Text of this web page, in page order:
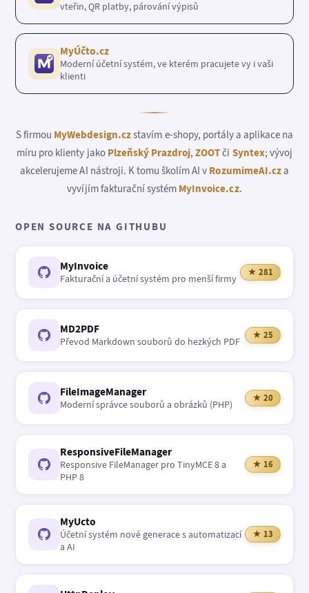
vteřin, QR platby, párování výpisů
MyÚčto.cz
Moderní účetní systém, ve kterém pracujete vy i vaši
klienti
S firmou MyWebdesign.czstavím e-shopy, portály a aplikace na
míru pro klienty jako Plzeňský Prazdroj,ZOOTči Syntex; vývoj
akcelerujeme AI nástroji. K tomu školím AI v RozumimeAI.cza
vyvíjím fakturační systém MyInvoice.cz.
OPEN SOURCE NA GITHUBU
MyInvoice
Fakturační a účetní systém pro menší firmy
★ 281
MD2PDF
Převod Markdown souborů do hezkých PDF
★ 25
FileImageManager
Moderní správce souborů a obrázků (PHP)
★ 20
ResponsiveFileManager
Responsive FileManager pro TinyMCE 8 a
PHP 8
★ 16
MyUcto
Účetní systém nové generace s automatizací
a AI
★ 13